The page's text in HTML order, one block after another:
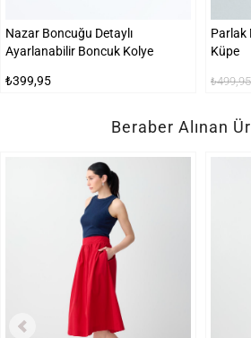
Nazar Boncuğu Detaylı
Ayarlanabilir Boncuk Kolye
₺399,95
Parlak
Küpe
₺499,95
Beraber Alınan